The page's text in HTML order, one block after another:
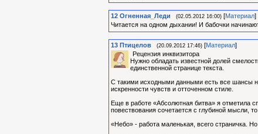
12 Огненная_Леди (02.05.2012 16:00) [Материал]
Читается на одном дыхании! И бабочки
13 Птицелов (20.09.2012 17:46) [Материал]
Рецензия инквизитора
​Нужно обладать известной долей
единственной странице текста.
С такими исходными данными есть все шансы
искренности чувств и отточенном стиле.
Еще в работе «Абсолютная битва» я отметила
повествования сочетается с глубиной мысли,
«Небо» - работа маленькая, всего страничка.